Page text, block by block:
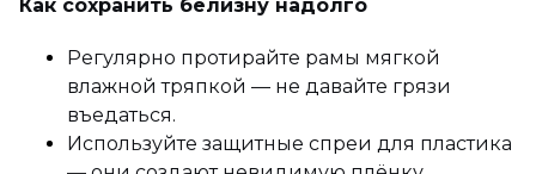
Как сохранить белизну надолго
Регулярно протирайте рамы мягкой
влажной тряпкой — не давайте грязи
въедаться.
Используйте защитные спреи для пластика